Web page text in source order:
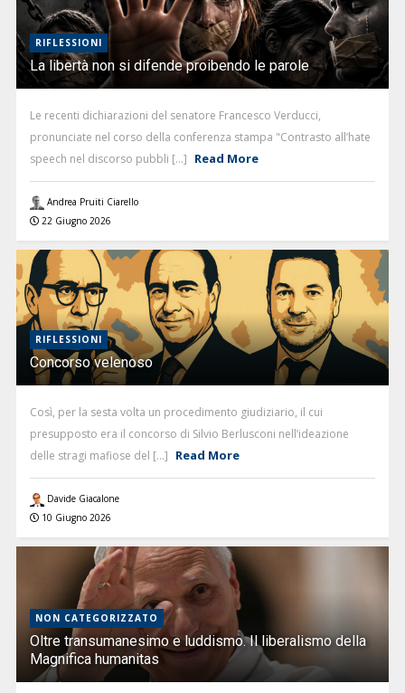
RIFLESSIONI
La libertà non si difende proibendo le parole
Le recenti dichiarazioni del senatore Francesco Verducci,
pronunciate nel corso della conferenza stampa "Contrasto all’hate
speech nel discorso pubbli [...] Read More
Andrea Pruiti Ciarello
22 Giugno 2026
RIFLESSIONI
Concorso velenoso
Così, per la sesta volta un procedimento giudiziario, il cui
presupposto era il concorso di Silvio Berlusconi nell’ideazione
delle stragi mafiose del [...] Read More
Davide Giacalone
10 Giugno 2026
NON CATEGORIZZATO
Oltre transumanesimo e luddismo. Il liberalismo della
Magnifica humanitas